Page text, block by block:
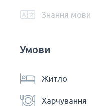
Знання мови
Умови
Житло
Харчування